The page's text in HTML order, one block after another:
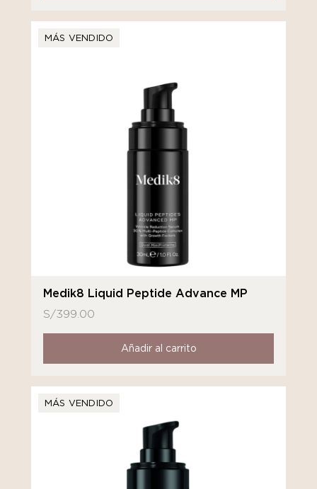
MÁS VENDIDO
Medik8 Liquid Peptide Advance MP
S/399.00
Añadir al carrito
MÁS VENDIDO